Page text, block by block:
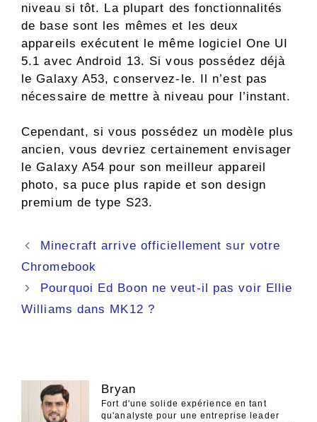
niveau si tôt. La plupart des fonctionnalités
de base sont les mêmes et les deux
appareils exécutent le même logiciel One UI
5.1 avec Android 13. Si vous possédez déjà
le Galaxy A53, conservez-le. Il n’est pas
nécessaire de mettre à niveau pour l’instant.
Cependant, si vous possédez un modèle plus
ancien, vous devriez certainement envisager
le Galaxy A54 pour son meilleur appareil
photo, sa puce plus rapide et son design
premium de type S23.
Navigation
des
Minecraft arrive officiellement sur votre
Chromebook
Pourquoi Ed Boon ne veut-il pas voir Ellie
Williams dans MK12 ?
Bryan
Fort d'une solide expérience en tant
qu'analyste pour une entreprise leader